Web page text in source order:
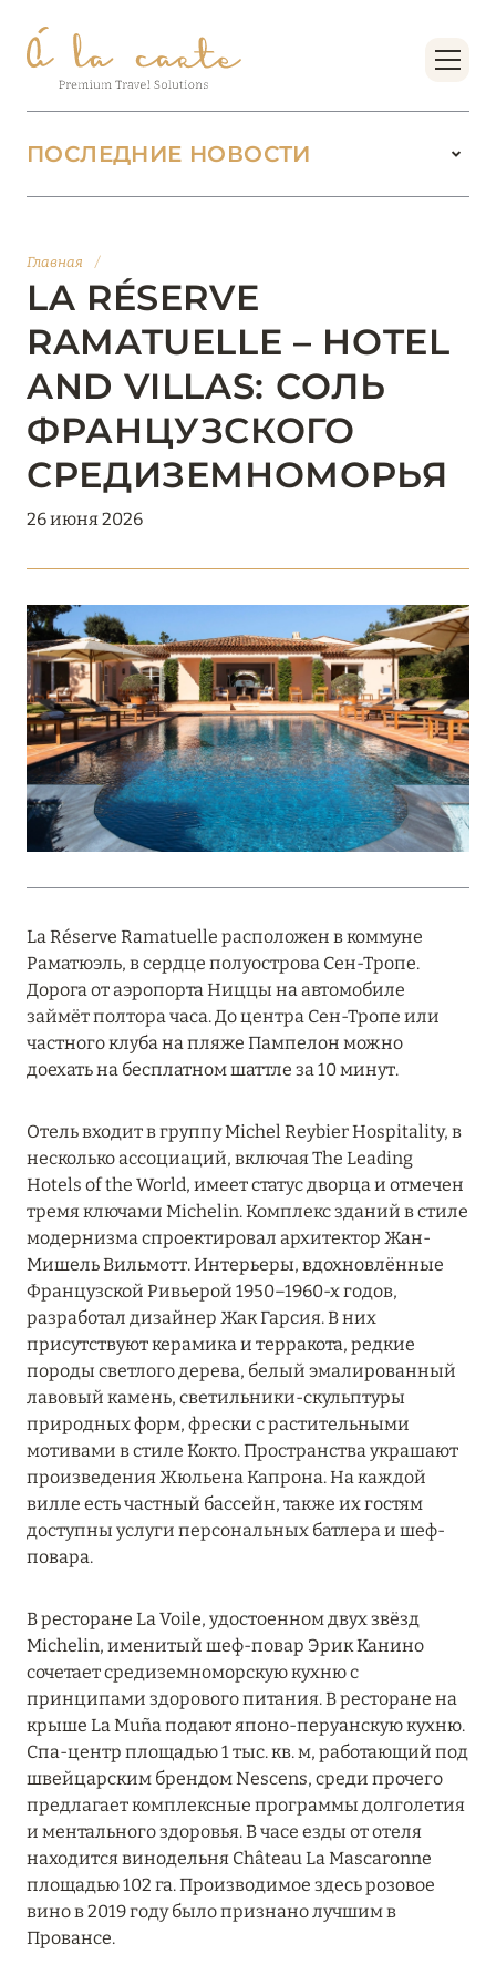
Главная /
LA RÉSERVE
RAMATUELLE – HOTEL
AND VILLAS: СОЛЬ
ФРАНЦУЗСКОГО
СРЕДИЗЕМНОМОРЬЯ
26 июня 2026
ПОСЛЕДНИЕ НОВОСТИ
БУТИК-КУРОРТЫ МАЛЬДИВСКИХ ОСТРОВОВ
ОТ VERSA COLLECTION
01 июня 2026
JUMEIRAH OLHAHALI ISLAND MALDIVES: ВАШ
ОАЗИС ТЕПЛА И ИЗЫСКАННОСТИ
THE ST. REGIS MALDIVES VOMMULI:
МАНИФЕСТ ЭСТЕТИКИ В САМОМ СЕРДЦЕ
ОКЕАНА
Подробнее
27 апреля 2026
ПОЛНАЯ ПЕРЕЗАГРУЗКА: JUMEIRAH BALI,
ПРЯМОЙ ПЕРЕЛЁТ
20 марта 2026
MARCH GRAND ESCAPE: ПРЕДЛОЖЕНИЕ ОТ Á
LA CARTE PREMIUM ПО ОТЕЛЮ WALDORF
ASTORIA MALDIVES ITHAAFUSHI, МАЛЬДИВЫ
12 ноября 2025
MANDARIN ORIENTAL JUMEIRA — SUITE
NOVEMBER
Подробнее
13 мая 2025
ЗАБРОНИРУЙТЕ FOUR SEASONS RESORT
DUBAI AT JUMEIRAH BEACH ПО ЛУЧШИМ
ЦЕНАМ
Подробнее
ATLANTIS THE PALM: НОВЫЙ ПАКЕТ
НАПИТКОВ ДЛЯ HB И FB
Подробнее
13 февраля 2025
MANDARIN ORIENTAL JUMEIRA, DUBAI:
СКИДКИ ДО 30 % ОТ СУММЫ КОНТРАКТА НА
РАЗМЕЩЕНИЕ ВЕСНОЙ
Подробнее
La Réserve Ramatuelle расположен в коммуне
Раматюэль, в сердце полуострова Сен-Тропе.
Дорога от аэропорта Ниццы на автомобиле
займёт полтора часа. До центра Сен-Тропе или
частного клуба на пляже Пампелон можно
доехать на бесплатном шаттле за 10 минут.
Отель входит в группу Michel Reybier Hospitality, в
несколько ассоциаций, включая The Leading
Hotels of the World, имеет статус дворца и отмечен
тремя ключами Michelin. Комплекс зданий в стиле
модернизма спроектировал архитектор Жан-
Мишель Вильмотт. Интерьеры, вдохновлённые
Французской Ривьерой 1950–1960-х годов,
разработал дизайнер Жак Гарсия. В них
присутствуют керамика и терракота, редкие
породы светлого дерева, белый эмалированный
лавовый камень, светильники-скульптуры
природных форм, фрески с растительными
мотивами в стиле Кокто. Пространства украшают
произведения Жюльена Капрона. На каждой
вилле есть частный бассейн, также их гостям
доступны услуги персональных батлера и шеф-
повара.
В ресторане La Voile, удостоенном двух звёзд
Michelin, именитый шеф-повар Эрик Канино
сочетает средиземноморскую кухню с
принципами здорового питания. В ресторане на
крыше La Muña подают японо-перуанскую кухню.
Спа-центр площадью 1 тыс. кв. м, работающий под
швейцарским брендом Nescens, среди прочего
предлагает комплексные программы долголетия
и ментального здоровья. В часе езды от отеля
находится винодельня Château La Mascaronne
площадью 102 га. Производимое здесь розовое
вино в 2019 году было признано лучшим в
Провансе.